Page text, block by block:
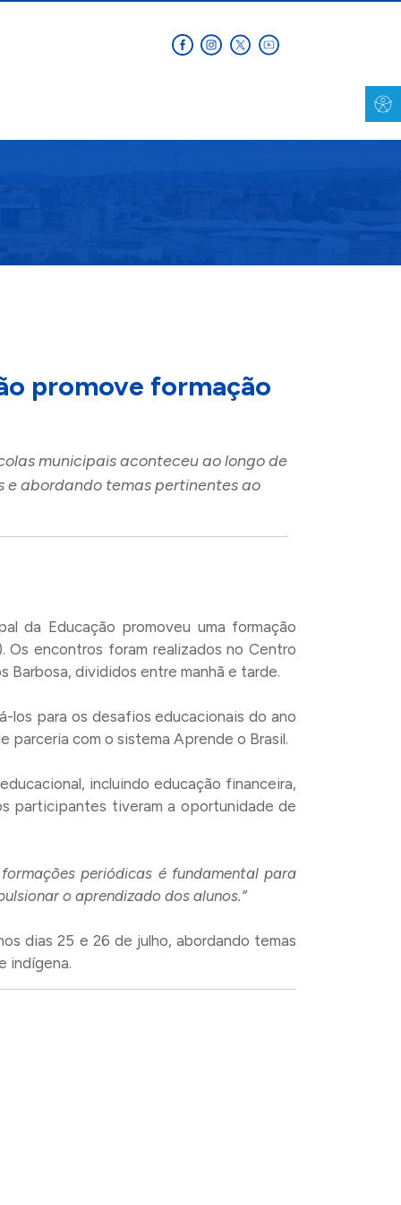
promove formação
municipais aconteceu ao longo de
e abordando temas pertinentes ao
da Educação promoveu uma formação
Os encontros foram realizados no Centro
Barbosa, divididos entre manhã e tarde.
los para os desafios educacionais do ano
parceria com o sistema Aprende o Brasil.
incluindo educação financeira,
participantes tiveram a oportunidade de
periódicas é fundamental para
o aprendizado dos alunos.”
dias 25 e 26 de julho, abordando temas
indígena.